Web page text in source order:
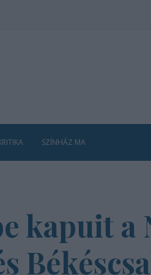
SZÍNHÁZ MA
kapuit